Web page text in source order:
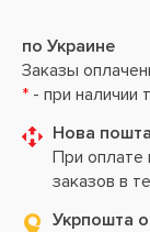
по Украине
Заказы
* - при наличии
Нова
При оплате
заказов в
Укрпошта